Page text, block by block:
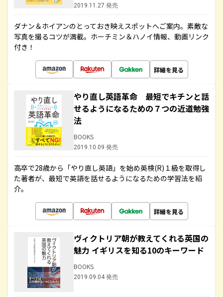
2019.11.27 発売
ダナン＆ホイアンのとっておき映えスポットへご案内。素敵な
写真を撮るコツが満載。ホーチミン＆ハノイ情報、動画リンク
付き！
詳細を見る
やり直し英語革命 最短でキチンと話
せるようになるための７つの近道勉強
法
BOOKS
2019.10.09 発売
高卒で28歳から「やり直し英語」を始め英検(R)１級を取得し
た著者が、最短で英語を話せるようになるための学習法を紹
介。
詳細を見る
ヴィクトリア朝が教えてくれる英国の
魅力 イギリスを知る10のキーワード
BOOKS
2019.09.04 発売